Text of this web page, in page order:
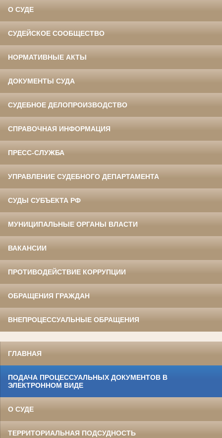
О СУДЕ
СУДЕЙСКОЕ СООБЩЕСТВО
НОРМАТИВНЫЕ АКТЫ
ДОКУМЕНТЫ СУДА
СУДЕБНОЕ ДЕЛОПРОИЗВОДСТВО
СПРАВОЧНАЯ ИНФОРМАЦИЯ
ПРЕСС-СЛУЖБА
УПРАВЛЕНИЕ СУДЕБНОГО ДЕПАРТАМЕНТА
СУДЫ СУБЪЕКТА РФ
МУНИЦИПАЛЬНЫЕ ОРГАНЫ ВЛАСТИ
ВАКАНСИИ
ПРОТИВОДЕЙСТВИЕ КОРРУПЦИИ
ОБРАЩЕНИЯ ГРАЖДАН
ВНЕПРОЦЕССУАЛЬНЫЕ ОБРАЩЕНИЯ
ГЛАВНАЯ
ПОДАЧА ПРОЦЕССУАЛЬНЫХ ДОКУМЕНТОВ В
ЭЛЕКТРОННОМ ВИДЕ
О СУДЕ
ТЕРРИТОРИАЛЬНАЯ ПОДСУДНОСТЬ